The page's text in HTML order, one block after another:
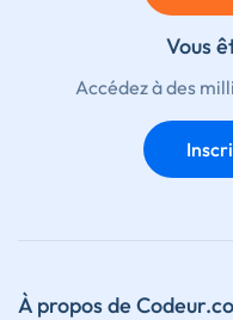
Vous
Accédez à des
À propos de